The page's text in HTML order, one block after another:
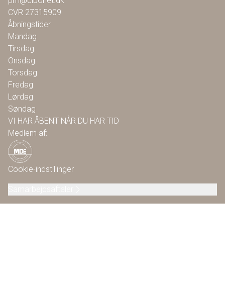
CVR 27315909
Åbningstider
Mandag
Tirsdag
Onsdag
Torsdag
Fredag
Lørdag
Søndag
VI HAR ÅBENT NÅR DU HAR TID
Medlem af:
Cookie-indstillinger